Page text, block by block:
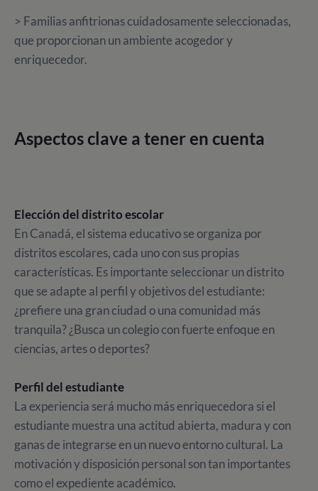
> Familias anfitrionas cuidadosamente seleccionadas,
que proporcionan un ambiente acogedor y
enriquecedor.
Aspectos clave a tener en cuenta
Elección del distrito escolar
En Canadá, el sistema educativo se organiza por
distritos escolares, cada uno con sus propias
características. Es importante seleccionar un distrito
que se adapte al perfil y objetivos del estudiante:
¿prefiere una gran ciudad o una comunidad más
tranquila? ¿Busca un colegio con fuerte enfoque en
ciencias, artes o deportes?
Perfil del estudiante
La experiencia será mucho más enriquecedora si el
estudiante muestra una actitud abierta, madura y con
ganas de integrarse en un nuevo entorno cultural. La
motivación y disposición personal son tan importantes
como el expediente académico.